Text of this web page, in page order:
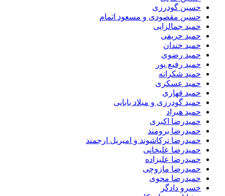
حسین گودرزی
حسین مقصودی و مسعود اتمام
حمید جمالزایی
حمید حریفی
حمید خندان
حمید رضوی
حمید رفیع پور
حمید شکرانه
حمید عسکری
حمید قهاری
حمید گودرزی و میلاد بابایی
حمید هیراد
حمیدرضا اکبری
حمیدرضا برومند
حمیدرضا ترکاشوند و امیریل ارجمند
حمیدرضا علیخانی
حمیدرضا علیزاده
حمیدرضا مازوچی
حمیدرضا محوی
خسرو دادگر